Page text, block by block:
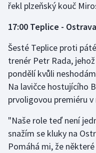
Motorsport
Olympijské hry
Parasport
Plážový volejbal
řekl plzeňský kouč
17:00 Teplice - Ostrava
Šesté Teplice proti
trenér Petr Rada,
pondělí kvůli
Na lavičce hostujícího
prvoligovou premiéru
"Naše role teď není
snažím se kluky na
Pomáhá mi, že